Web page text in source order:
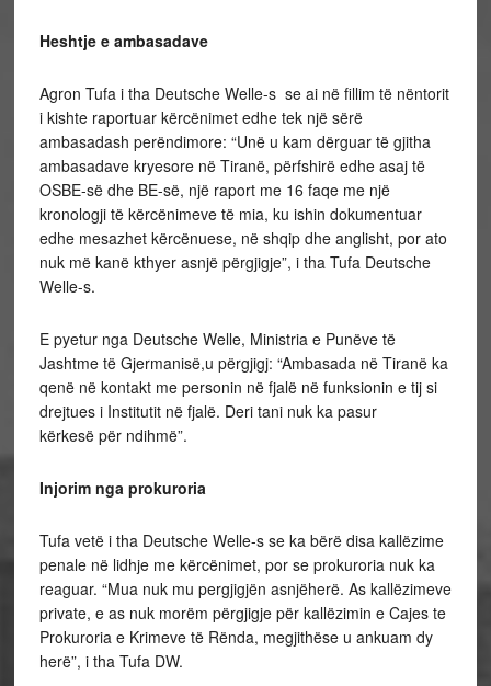
Heshtje e ambasadave
Agron Tufa i tha Deutsche Welle-s se ai në fillim të nëntorit
i kishte raportuar kërcënimet edhe tek një sërë
ambasadash perëndimore: “Unë u kam dërguar të gjitha
ambasadave kryesore në Tiranë, përfshirë edhe asaj të
OSBE-së dhe BE-së, një raport me 16 faqe me një
kronologji të kërcënimeve të mia, ku ishin dokumentuar
edhe mesazhet kërcënuese, në shqip dhe anglisht, por ato
nuk më kanë kthyer asnjë përgjigje”, i tha Tufa Deutsche
Welle-s.
E pyetur nga Deutsche Welle, Ministria e Punëve të
Jashtme të Gjermanisë,u përgjigj: “Ambasada në Tiranë ka
qenë në kontakt me personin në fjalë në funksionin e tij si
drejtues i Institutit në fjalë. Deri tani nuk ka pasur
kërkesë për ndihmë”.
Injorim nga prokuroria
Tufa vetë i tha Deutsche Welle-s se ka bërë disa kallëzime
penale në lidhje me kërcënimet, por se prokuroria nuk ka
reaguar. “Mua nuk mu pergjigjën asnjëherë. As kallëzimeve
private, e as nuk morëm përgjigje për kallëzimin e Cajes te
Prokuroria e Krimeve të Rënda, megjithëse u ankuam dy
herë”, i tha Tufa DW.